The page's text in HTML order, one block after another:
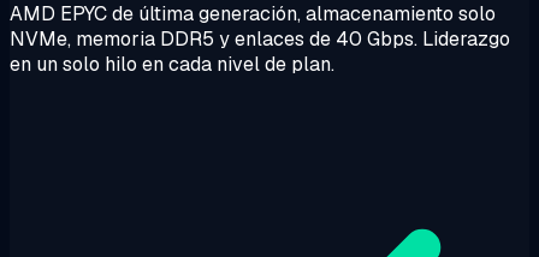
AMD EPYC de última generación, almacenamiento solo
NVMe, memoria DDR5 y enlaces de 40 Gbps. Liderazgo
en un solo hilo en cada nivel de plan.